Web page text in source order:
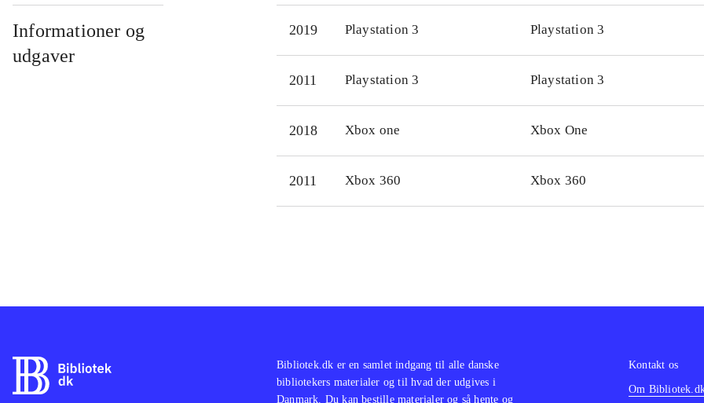
undervejs kan bruges til at opgradere Sonics
Vælger man at spille med den moderne Sonic er
forskel på versionerne til de to konsoltyper.
Spillet kan sammenlignes med nogle af de nyere Super Mario-
Sonic generations er et charmerende platformsspil. Spillet er
Informationer og
udgaver
2019 Playstation 3 Playstation 3
2011 Playstation 3 Playstation 3
2018 Xbox one Xbox One
2011 Xbox 360 Xbox 360
Bibliotek.dk er en samlet indgang til alle danske
bibliotekers materialer og til hvad der udgives i
Danmark. Du kan bestille materialer og så hente og
Kontakt os
Om